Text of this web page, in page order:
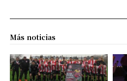
Más noticias